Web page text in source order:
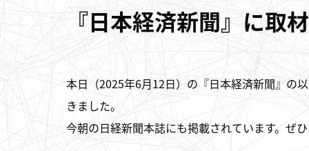
『日本経済新聞』に取
本日（2025年6月12日）の『日本経済新聞』の
きました。
今朝の日経新聞本誌にも掲載されています。ぜ